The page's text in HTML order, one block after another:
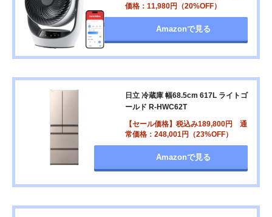
価格：11,980円（20%OFF）
Amazonで見る
日立 冷蔵庫 幅68.5cm 617L ライトゴ
ールド R-HWC62T
【セール価格】税込み189,800円 通
常価格：248,001円（23%OFF）
Amazonで見る